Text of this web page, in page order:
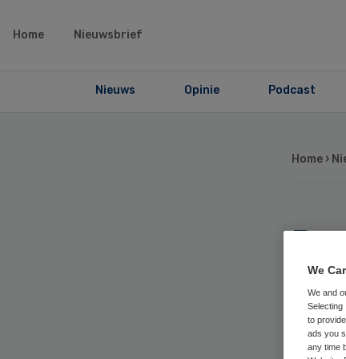
Home Nieuwsbrief
Nieuws Opinie Podcast
Home ›
We
We and
Selecting
to
ads you
any time